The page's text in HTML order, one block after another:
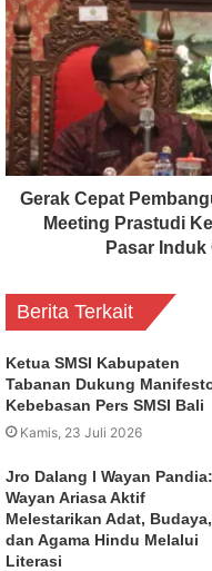
Gerak Cepat
Meeting Prastudi
Pasar
Berita Terkait
Ketua SMSI Kabupaten
Tabanan Dukung
Kebebasan Pers SMSI Bali
Kamis, 23 Juli 2026
Jro Dalang I Wayan
Wayan Ariasa Aktif
Melestarikan Adat, Budaya,
dan Agama Hindu Melalui
Literasi